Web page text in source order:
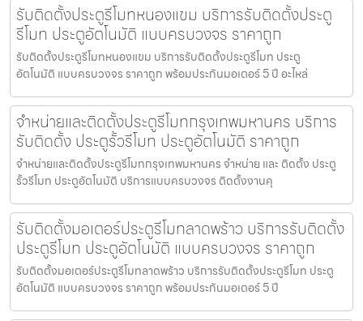
รับติดตั้งประตูรีโมทหนองแขม บริการรับติดตั้งประตู
รีโมท ประตูอัตโนมัติ แบบครบวงจร ราคาถูก
รับติดตั้งประตูรีโมทหนองแขม บริการรับติดตั้งประตูรีโมท ประตู
อัตโนมัติ แบบครบวงจร ราคาถูก พร้อมประกันมอเตอร์ 5 ปี อะไหล่
จำหน่ายและติดตั้งประตูรีโมทกรุงเทพมหานคร บริการ
รับติดตั้ง ประตูรั้วรีโมท ประตูอัตโนมัติ ราคาถูก
จำหน่ายและติดตั้งประตูรีโมทกรุงเทพมหานคร จำหน่าย และ ติดตั้ง ประตู
รั้วรีโมท ประตูอัตโนมัติ บริการแบบครบวงจร ติดตั้งงานคุ
รับติดตั้งมอเตอร์ประตูรีโมทลาดพร้าว บริการรับติดตั้ง
ประตูรีโมท ประตูอัตโนมัติ แบบครบวงจร ราคาถูก
รับติดตั้งมอเตอร์ประตูรีโมทลาดพร้าว บริการรับติดตั้งประตูรีโมท ประตู
อัตโนมัติ แบบครบวงจร ราคาถูก พร้อมประกันมอเตอร์ 5 ปี